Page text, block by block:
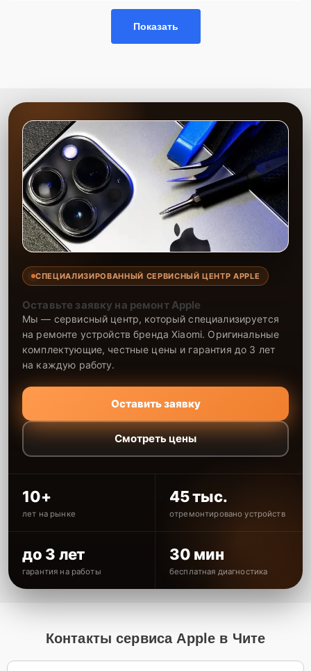
Сервисный центр выполняет высококачественную чистку от пыли,
что значительно продлевает срок службы вашего устройства. Мы
только проверенные материалы. Оперативность и надежность —
Показать
СПЕЦИАЛИЗИРОВАННЫЙ СЕРВИСНЫЙ ЦЕНТР APPLE
Оставьте заявку на ремонт Apple
Мы — сервисный центр, который специализируется
на ремонте устройств бренда Xiaomi. Оригинальные
комплектующие, честные цены и гарантия до 3 лет
на каждую работу.
Оставить заявку
Смотреть цены
10+
лет на рынке
45 тыс.
отремонтировано устройств
до 3 лет
гарантия на работы
30 мин
бесплатная диагностика
Контакты сервиса Apple в Чите